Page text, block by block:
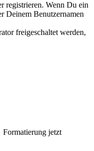
registrieren. Wenn Du ein
Deinem Benutzernamen
freigeschaltet werden,
Formatierung jetzt